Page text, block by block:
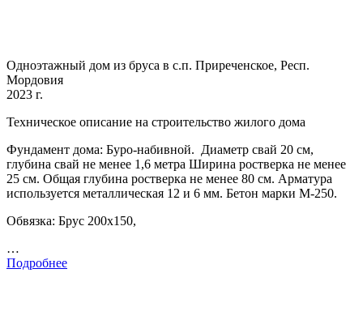
Одноэтажный дом из бруса в с.п. Приреченское, Респ.
Мордовия
2023 г.
Техническое описание на строительство жилого дома
Фундамент дома: Буро-набивной. Диаметр свай 20 см,
глубина свай не менее 1,6 метра Ширина ростверка не менее
25 см. Общая глубина ростверка не менее 80 см. Арматура
используется металлическая 12 и 6 мм. Бетон марки М-250.
Обвязка: Брус 200х150,
…
Подробнее